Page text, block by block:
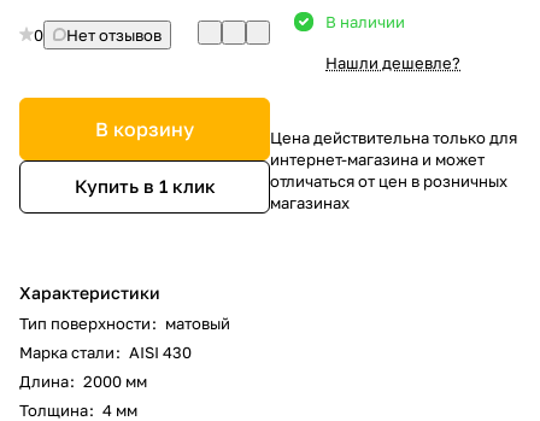
0 Нет отзывов
В корзину
Купить в 1 клик
Характеристики
Тип поверхности: матовый
Марка стали: AISI 430
Длина: 2000 мм
Толщина: 4 мм
В наличии
Нашли дешевле?
Цена действительна только для
интернет-магазина и может
отличаться от цен в розничных
магазинах